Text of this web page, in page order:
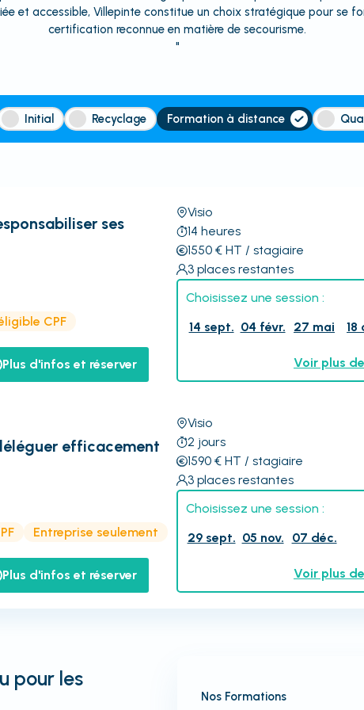
et accessible, Villepinte constitue un choix stratégique pour se
certification reconnue en matière de secourisme.
"
Initial Recyclage Formation à distance
ses
CPF
Plus d'infos et réserver
Visio
14 heures
1550€ HT / stagiaire
3 places restantes
Choisissez une session :
14 sept. 04 févr. 27 mai 18
Voir plus
efficacement
Entreprise seulement
Plus d'infos et réserver
Visio
2 jours
1590€ HT / stagiaire
3 places restantes
Choisissez une session :
29 sept. 05 nov. 07 déc.
Voir plus
pour les
Nos Formations